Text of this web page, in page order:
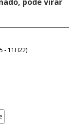
- 11H22)